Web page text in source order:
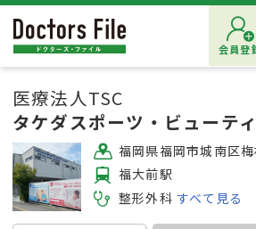
会員登
医療法人TSC
タケダスポーツ・ビューテ
福岡県福岡市城南区
福大前駅
整形外科 すべて見る